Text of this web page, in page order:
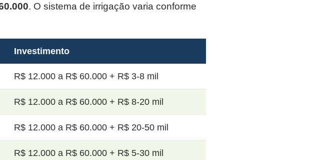
. O sistema de irrigação varia conforme
Investimento
R$ 12.000 a R$ 60.000 + R$ 3-8 mil
R$ 12.000 a R$ 60.000 + R$ 8-20 mil
R$ 12.000 a R$ 60.000 + R$ 20-50 mil
R$ 12.000 a R$ 60.000 + R$ 5-30 mil